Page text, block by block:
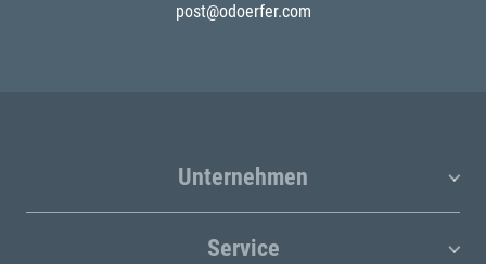
post@odoerfer.com
Unternehmen
Service